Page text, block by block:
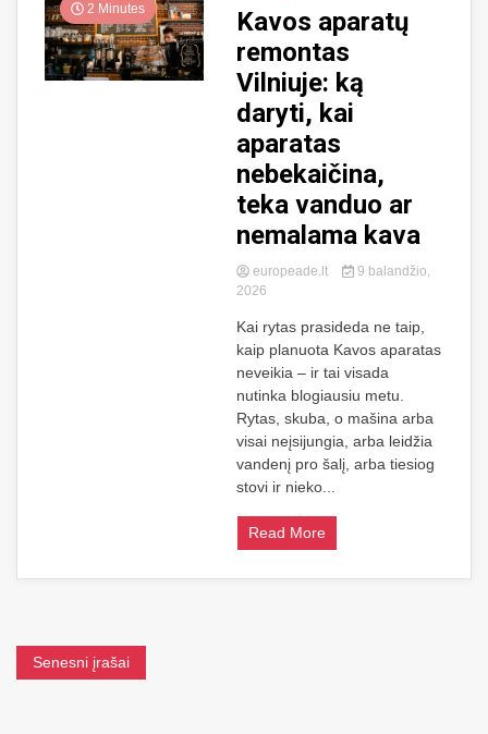
2 Minutes
Kavos aparatų
remontas
Vilniuje: ką
daryti, kai
aparatas
nebekaičina,
teka vanduo ar
nemalama kava
europeade.lt
9 balandžio,
2026
Kai rytas prasideda ne taip,
kaip planuota Kavos aparatas
neveikia – ir tai visada
nutinka blogiausiu metu.
Rytas, skuba, o mašina arba
visai neįsijungia, arba leidžia
vandenį pro šalį, arba tiesiog
stovi ir nieko...
Read More
Navigacija
Senesni įrašai